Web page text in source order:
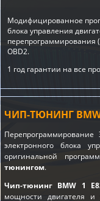
Модифицированное
блока управления
перепрограммирования
OBD2.
1 год гарантии на все
ЧИП-ТЮНИНГ BMW
электронного блока
оригинальной
тюнингом.
Чип-тюнинг BMW 1
мощности двигателя и